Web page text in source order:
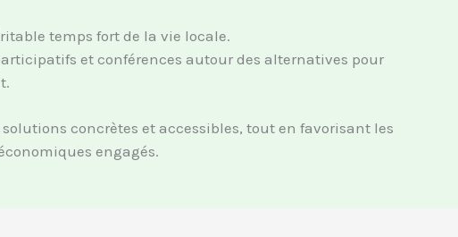
temps fort de la vie locale.
et conférences autour des alternatives pour
concrètes et accessibles, tout en favorisant les
engagés.